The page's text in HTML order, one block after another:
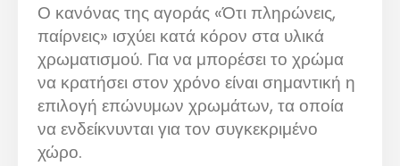
Ο κανόνας της αγοράς «Ότι πληρώνεις,
παίρνεις» ισχύει κατά κόρον στα υλικά
χρωματισμού. Για να μπορέσει το χρώμα
να κρατήσει στον χρόνο είναι σημαντική η
επιλογή επώνυμων χρωμάτων, τα οποία
να ενδείκνυνται για τον συγκεκριμένο
χώρο.